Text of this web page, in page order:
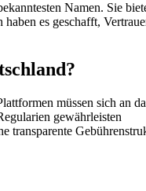
Namen. Sie
es geschafft,
müssen sich an
gewährleisten
transparente